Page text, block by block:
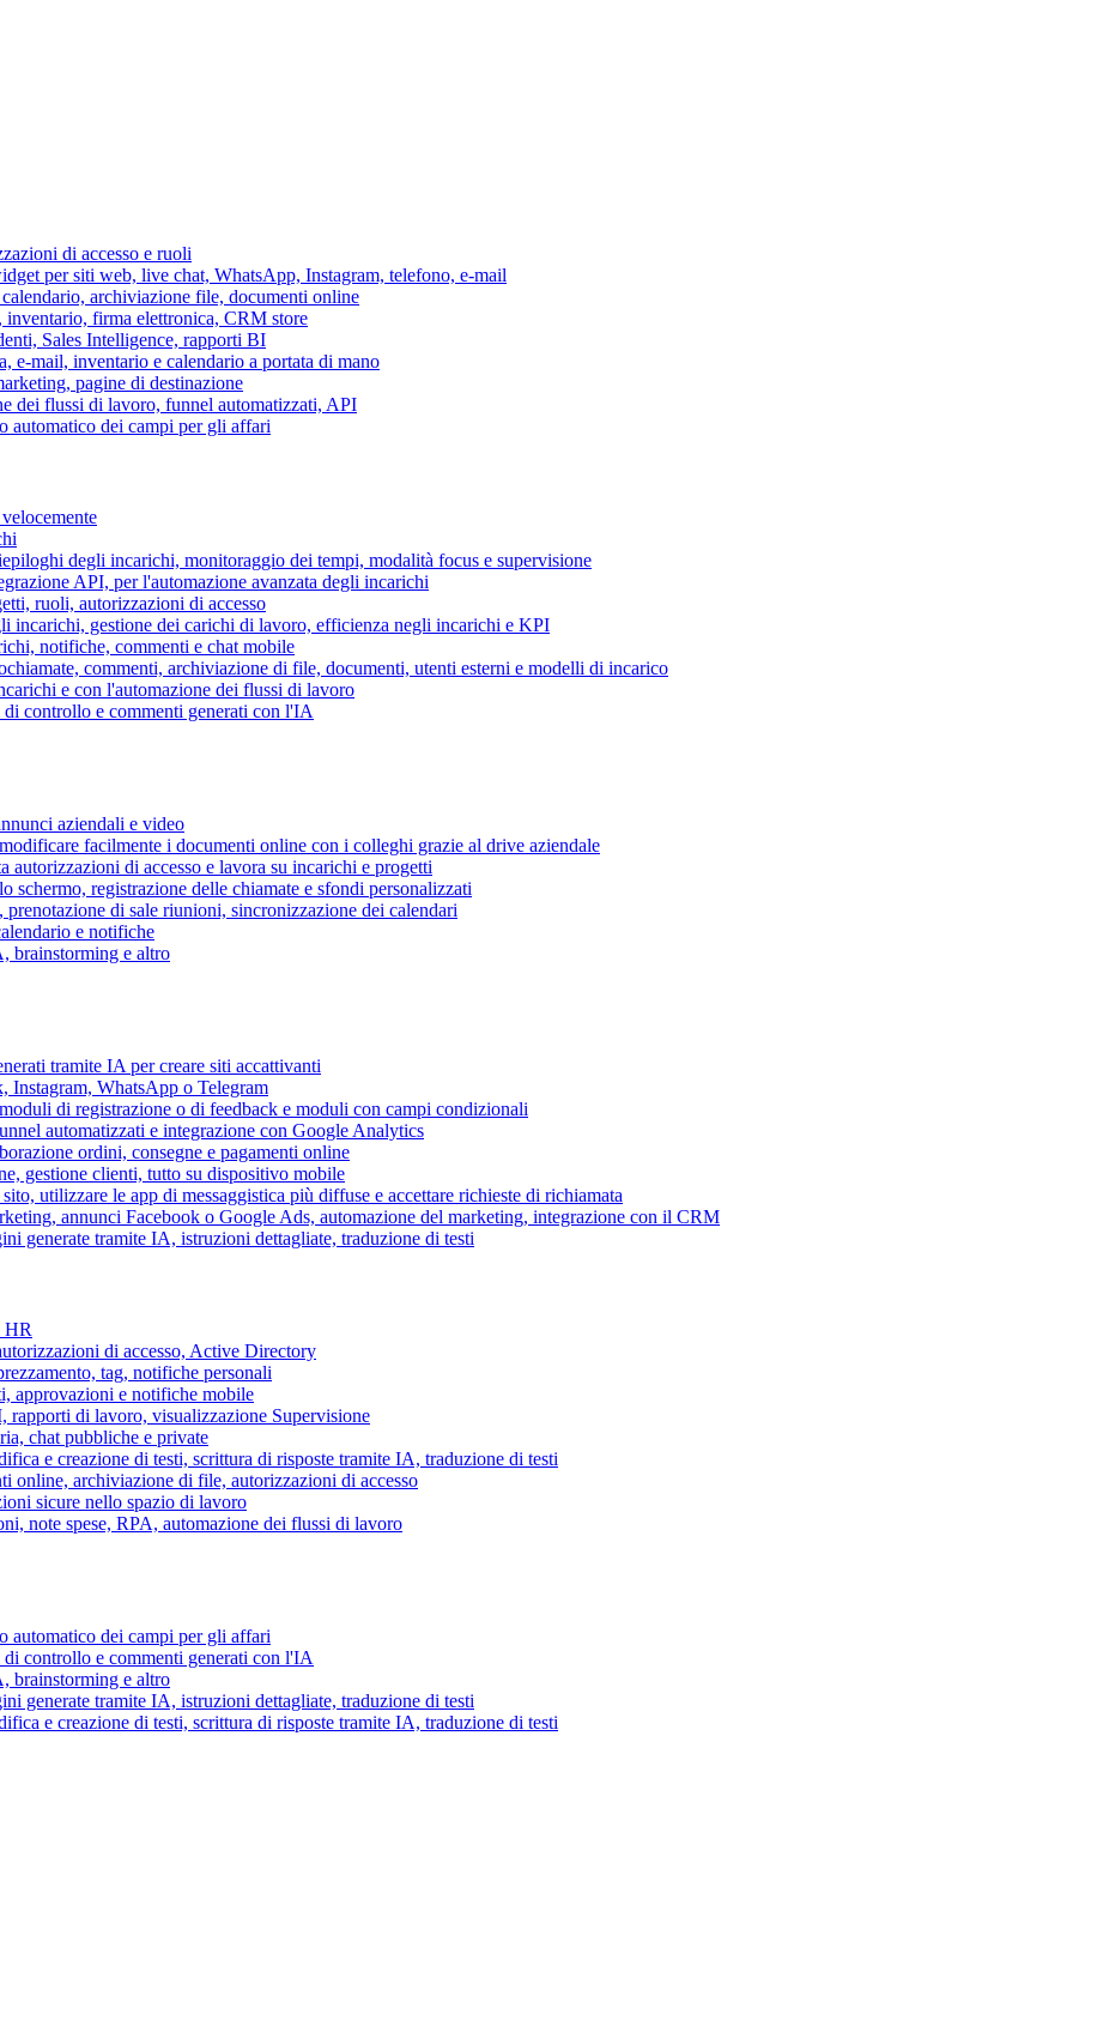
di accesso e ruoli
per siti web, live chat, WhatsApp, Instagram, telefono, e-mail
archiviazione file, documenti online
firma elettronica, CRM store
Sales Intelligence, rapporti BI
e-mail, inventario e calendario a portata di mano
pagine di destinazione
dei flussi di lavoro, funnel automatizzati, API
automatico dei campi per gli affari
degli incarichi, monitoraggio dei tempi, modalità focus e supervisione
API, per l'automazione avanzata degli incarichi
ruoli, autorizzazioni di accesso
incarichi, gestione dei carichi di lavoro, efficienza negli incarichi e KPI
notifiche, commenti e chat mobile
commenti, archiviazione di file, documenti, utenti esterni e modelli di incarico
e con l'automazione dei flussi di lavoro
controllo e commenti generati con l'IA
aziendali e video
facilmente i documenti online con i colleghi grazie al drive aziendale
di accesso e lavora su incarichi e progetti
schermo, registrazione delle chiamate e sfondi personalizzati
di sale riunioni, sincronizzazione dei calendari
e notifiche
brainstorming e altro
tramite IA per creare siti accattivanti
Instagram, WhatsApp o Telegram
di registrazione o di feedback e moduli con campi condizionali
automatizzati e integrazione con Google Analytics
ordini, consegne e pagamenti online
gestione clienti, tutto su dispositivo mobile
utilizzare le app di messaggistica più diffuse e accettare richieste di richiamata
annunci Facebook o Google Ads, automazione del marketing, integrazione con il CRM
generate tramite IA, istruzioni dettagliate, traduzione di testi
HR
di accesso, Active Directory
tag, notifiche personali
approvazioni e notifiche mobile
di lavoro, visualizzazione Supervisione
chat pubbliche e private
e creazione di testi, scrittura di risposte tramite IA, traduzione di testi
online, archiviazione di file, autorizzazioni di accesso
sicure nello spazio di lavoro
note spese, RPA, automazione dei flussi di lavoro
automatico dei campi per gli affari
controllo e commenti generati con l'IA
brainstorming e altro
generate tramite IA, istruzioni dettagliate, traduzione di testi
e creazione di testi, scrittura di risposte tramite IA, traduzione di testi